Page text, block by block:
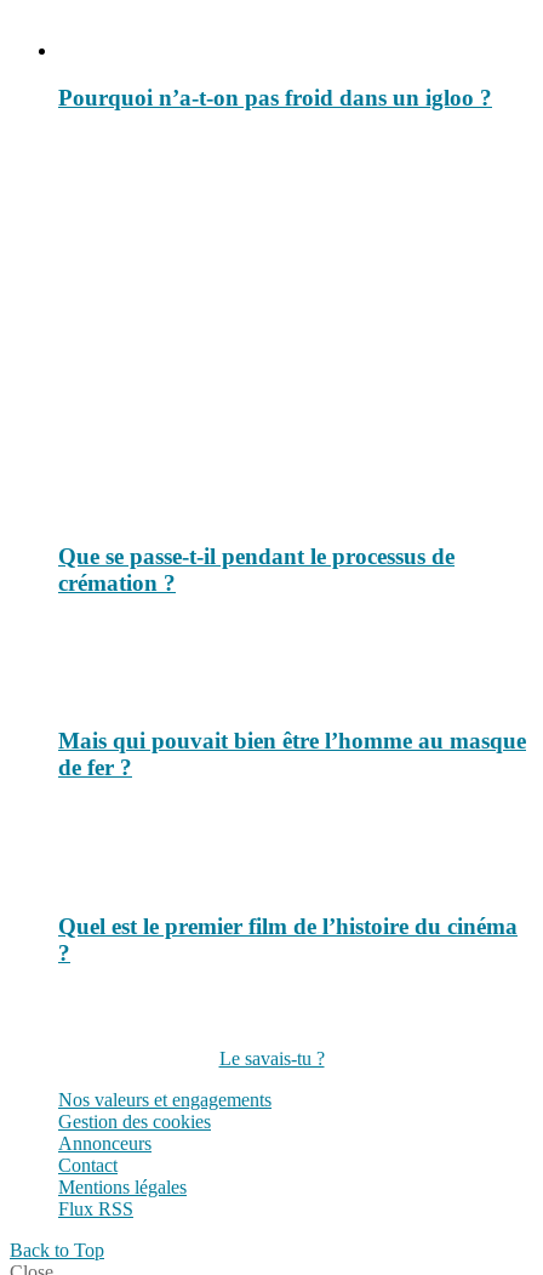
Pourquoi n’a-t-on pas froid dans un igloo ?
Que se passe-t-il pendant le processus de
crémation ?
Mais qui pouvait bien être l’homme au masque
de fer ?
Quel est le premier film de l’histoire du cinéma
?
Le savais-tu ?
Nos valeurs et engagements
Gestion des cookies
Annonceurs
Contact
Mentions légales
Flux RSS
Back to Top